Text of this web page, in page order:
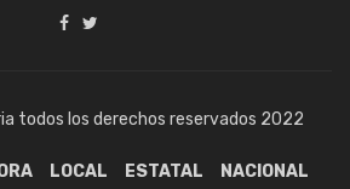
todos los derechos reservados 2022
LOCAL ESTATAL NACIONAL